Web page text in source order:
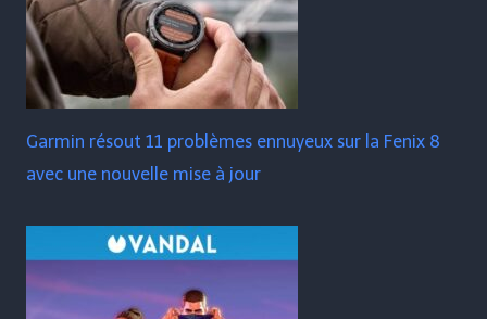
Garmin résout 11 problèmes ennuyeux sur la Fenix ​​​​8
avec une nouvelle mise à jour